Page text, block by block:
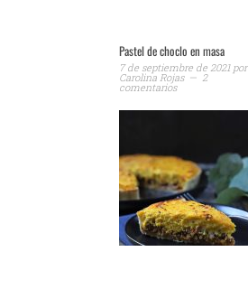
Pastel de choclo en masa
7 de septiembre de 2021por
Carolina Rojas 2
comentarios